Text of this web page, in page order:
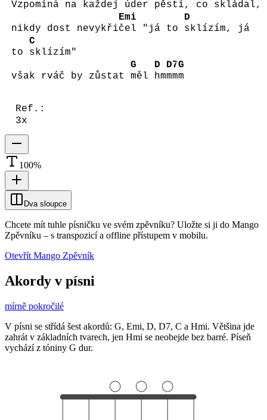
Vzpomíná na každej úder pěstí, co skládal,
nikdy dost nevykři
Emi
čel "já to
D
sklízím, já
to
C
sklízím"
však rváč by zůstat
G
měl
D
hm
D7
mm
G
m
Ref.:
3x
100%
Dva sloupce
Chcete mít tuhle písničku ve svém zpěvníku? Uložte si ji do Mango
Zpěvníku – s transpozicí a offline přístupem v mobilu.
Otevřít Mango Zpěvník
Akordy v písni
mírně pokročilé
V písni se střídá šest akordů: G, Emi, D, D7, C a Hmi. Většina jde
zahrát v základních tvarech, jen Hmi se neobejde bez barré. Píseň
vychází z tóniny G dur.